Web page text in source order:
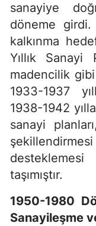
sanayiye
döneme
kalkınma
Yıllık
madencilik
1933-1937
1938-1942
sanayi
taşımıştır.
1950-1980
Sanayileşme